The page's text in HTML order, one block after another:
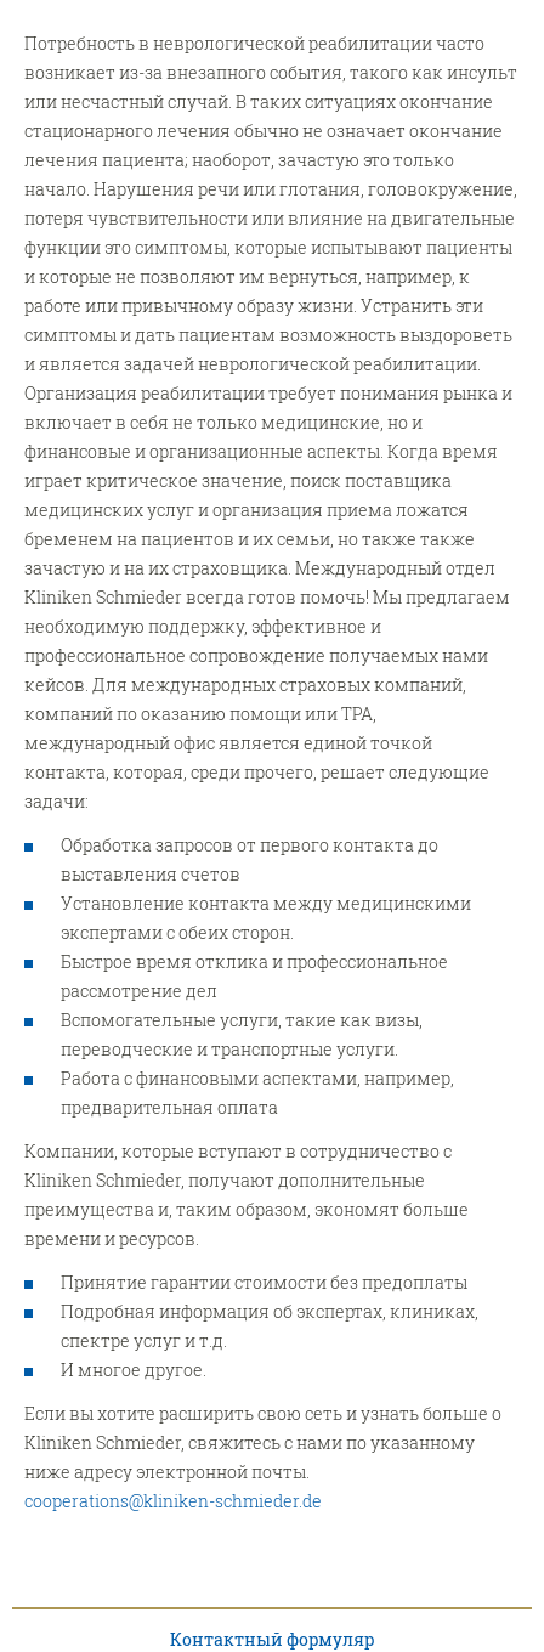
Потребность в неврологической реабилитации часто
возникает из-за внезапного события, такого как инсульт
или несчастный случай. В таких ситуациях окончание
стационарного лечения обычно не означает окончание
лечения пациента; наоборот, зачастую это только
начало. Нарушения речи или глотания, головокружение,
потеря чувствительности или влияние на двигательные
функции это симптомы, которые испытывают пациенты
и которые не позволяют им вернуться, например, к
работе или привычному образу жизни. Устранить эти
симптомы и дать пациентам возможность выздороветь
и является задачей неврологической реабилитации.
Организация реабилитации требует понимания рынка и
включает в себя не только медицинские, но и
финансовые и организационные аспекты. Когда время
играет критическое значение, поиск поставщика
медицинских услуг и организация приема ложатся
бременем на пациентов и их семьи, но также также
зачастую и на их страховщика. Международный отдел
Kliniken Schmieder всегда готов помочь! Мы предлагаем
необходимую поддержку, эффективное и
профессиональное сопровождение получаемых нами
кейсов. Для международных страховых компаний,
компаний по оказанию помощи или TPA,
международный офис является единой точкой
контакта, которая, среди прочего, решает следующие
задачи:
Обработка запросов от первого контакта до
выставления счетов
Установление контакта между медицинскими
экспертами с обеих сторон.
Быстрое время отклика и профессиональное
рассмотрение дел
Вспомогательные услуги, такие как визы,
переводческие и транспортные услуги.
Работа с финансовыми аспектами, например,
предварительная оплата
Компании, которые вступают в сотрудничество с
Kliniken Schmieder, получают дополнительные
преимущества и, таким образом, экономят больше
времени и ресурсов.
Принятие гарантии стоимости без предоплаты
Подробная информация об экспертах, клиниках,
спектре услуг и т.д.
И многое другое.
Если вы хотите расширить свою сеть и узнать больше о
Kliniken Schmieder, свяжитесь с нами по указанному
ниже адресу электронной почты.
cooperations@kliniken-schmieder.de
Контактный формуляр